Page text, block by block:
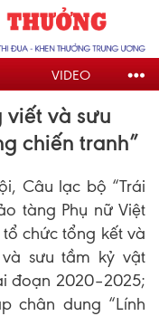
VIDEO
viết và sưu
chiến tranh”
Câu lạc bộ “Trái
tàng Phụ nữ Việt
chức tổng kết và
sưu tầm kỷ vật
đoạn 2020–2025;
chân dung “Lính